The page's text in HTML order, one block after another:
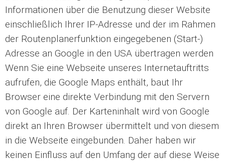
Informationen über die Benutzung dieser Website
einschließlich Ihrer IP-Adresse und der im Rahmen
der Routenplanerfunktion eingegebenen (Start-)
Adresse an Google in den USA übertragen werden
Wenn Sie eine Webseite unseres Internetauftritts
aufrufen, die Google Maps enthält, baut Ihr
Browser eine direkte Verbindung mit den Servern
von Google auf. Der Karteninhalt wird von Google
direkt an Ihren Browser übermittelt und von diesem
in die Webseite eingebunden. Daher haben wir
keinen Einfluss auf den Umfang der auf diese Weise